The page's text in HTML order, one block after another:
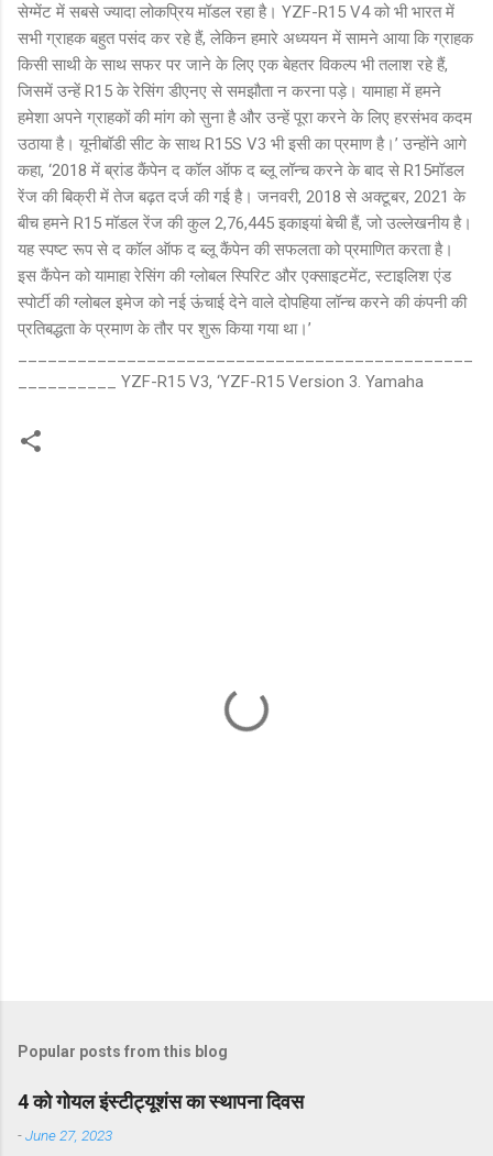
सेग्मेंट में सबसे ज्यादा लोकप्रिय मॉडल रहा है। YZF-R15 V4 को भी भारत में
सभी ग्राहक बहुत पसंद कर रहे हैं, लेकिन हमारे अध्ययन में सामने आया कि ग्राहक
किसी साथी के साथ सफर पर जाने के लिए एक बेहतर विकल्प भी तलाश रहे हैं,
जिसमें उन्हें R15 के रेसिंग डीएनए से समझौता न करना पड़े। यामाहा में हमने
हमेशा अपने ग्राहकों की मांग को सुना है और उन्हें पूरा करने के लिए हरसंभव कदम
उठाया है। यूनीबॉडी सीट के साथ R15S V3 भी इसी का प्रमाण है।’ उन्होंने आगे
कहा, ‘2018 में ब्रांड कैंपेन द कॉल ऑफ द ब्लू लॉन्च करने के बाद से R15मॉडल
रेंज की बिक्री में तेज बढ़त दर्ज की गई है। जनवरी, 2018 से अक्टूबर, 2021 के
बीच हमने R15 मॉडल रेंज की कुल 2,76,445 इकाइयां बेची हैं, जो उल्लेखनीय है।
यह स्पष्ट रूप से द कॉल ऑफ द ब्लू कैंपेन की सफलता को प्रमाणित करता है।
इस कैंपेन को यामाहा रेसिंग की ग्लोबल स्पिरिट और एक्साइटमेंट, स्टाइलिश एंड
स्पोर्टी की ग्लोबल इमेज को नई ऊंचाई देने वाले दोपहिया लॉन्च करने की कंपनी की
प्रतिबद्धता के प्रमाण के तौर पर शुरू किया गया था।’
__________ YZF-R15 V3, ‘YZF-R15 Version 3. Yamaha
Popular posts from this blog
4 को गोयल इंस्टीट्यूशंस का स्थापना दिवस
-June 27, 2023